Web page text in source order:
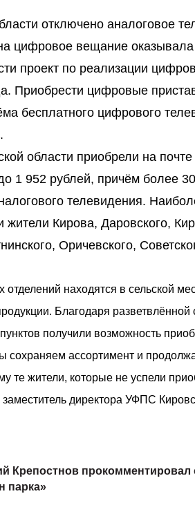
отключено аналоговое
цифровое вещание
проект по реализации
Приобрести цифровые
бесплатного цифрового
области приобрели на
1 952 рублей, причём более
телевидения.
Кирова, Даровского,
Оричевского,
находятся в сельской
Благодаря разветвлённой
получили возможность
сохраняем ассортимент и
те жители, которые не успели
заместитель директора УФПС
Крепостнов прокомментировал
парка»